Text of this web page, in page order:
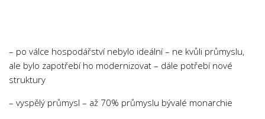
Ekonomie
Fyzika
– po válce hospodářství nebylo ideální – ne kvůli průmyslu,
ale bylo zapotřebí ho modernizovat – dále potřebí nové
struktury
– vyspělý průmysl – až 70% průmyslu bývalé monarchie